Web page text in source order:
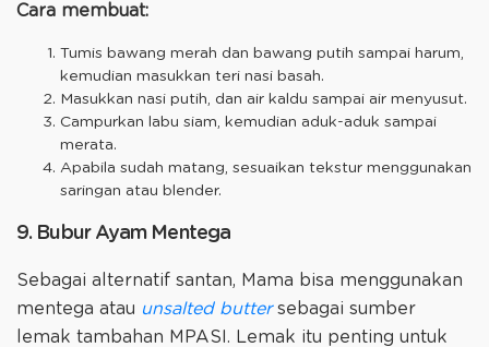
Cara membuat:
Tumis bawang merah dan bawang putih sampai harum,
kemudian masukkan teri nasi basah.
Masukkan nasi putih, dan air kaldu sampai air menyusut.
Campurkan labu siam, kemudian aduk-aduk sampai
merata.
Apabila sudah matang, sesuaikan tekstur menggunakan
saringan atau blender.
9. Bubur Ayam Mentega
Sebagai alternatif santan, Mama bisa menggunakan
mentega atau unsalted buttersebagai sumber
lemak tambahan MPASI. Lemak itu penting untuk